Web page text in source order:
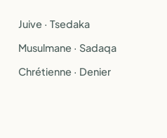
Juive · Tsedaka
Musulmane · Sadaqa
Chrétienne · Denier